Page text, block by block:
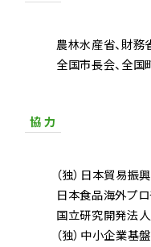
農林水産省 財務
全国市長会 全国
協 力
（独）日本貿易振
日本食品海外プロ
国立研究開発法
（独）中小企業基